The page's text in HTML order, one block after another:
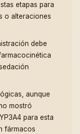
etapas para
o alteraciones
debe
aunque
mostró
para esta
fármacos